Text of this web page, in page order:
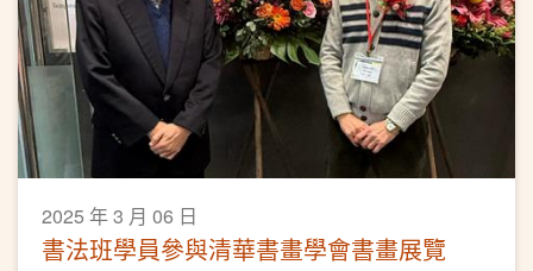
2025 年 3 月 06 日
書法班學員參與清華書畫學會書畫展覽